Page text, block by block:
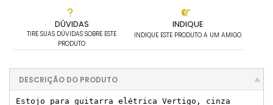
DÚVIDAS
TIRE SUAS DÚVIDAS SOBRE ESTE
PRODUTO
INDIQUE
INDIQUE ESTE PRODUTO A UM AMIGO
4x sem juros de R$ 844,50
5x sem juros de R$ 675,60
6x sem juros de R$ 563,00
.
.
DESCRIÇÃO DO PRODUTO
Estojo para guitarra elétrica Vertigo, cinza